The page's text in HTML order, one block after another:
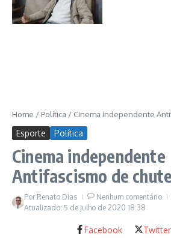
Home / Política / Cinema independente
Esporte Política
Cinema independente
Antifascismo de
Por Renato Dias Nenhum comentário
Atualizado: 5 de julho de 2020 18:38
Facebook Twitter